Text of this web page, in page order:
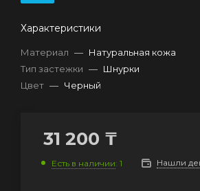
Характеристики
Материал — Натуральная кожа
Тип застежки — Шнурки
Цвет — Черный
31 200 ₸
Есть в наличии: 1 Нашли